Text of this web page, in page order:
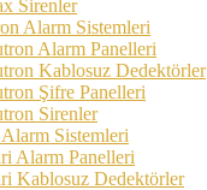
Sirenler
Alarm Sistemleri
Alarm Panelleri
Kablosuz Dedektörler
Şifre Panelleri
Sirenler
Sistemleri
Panelleri
Dedektörler